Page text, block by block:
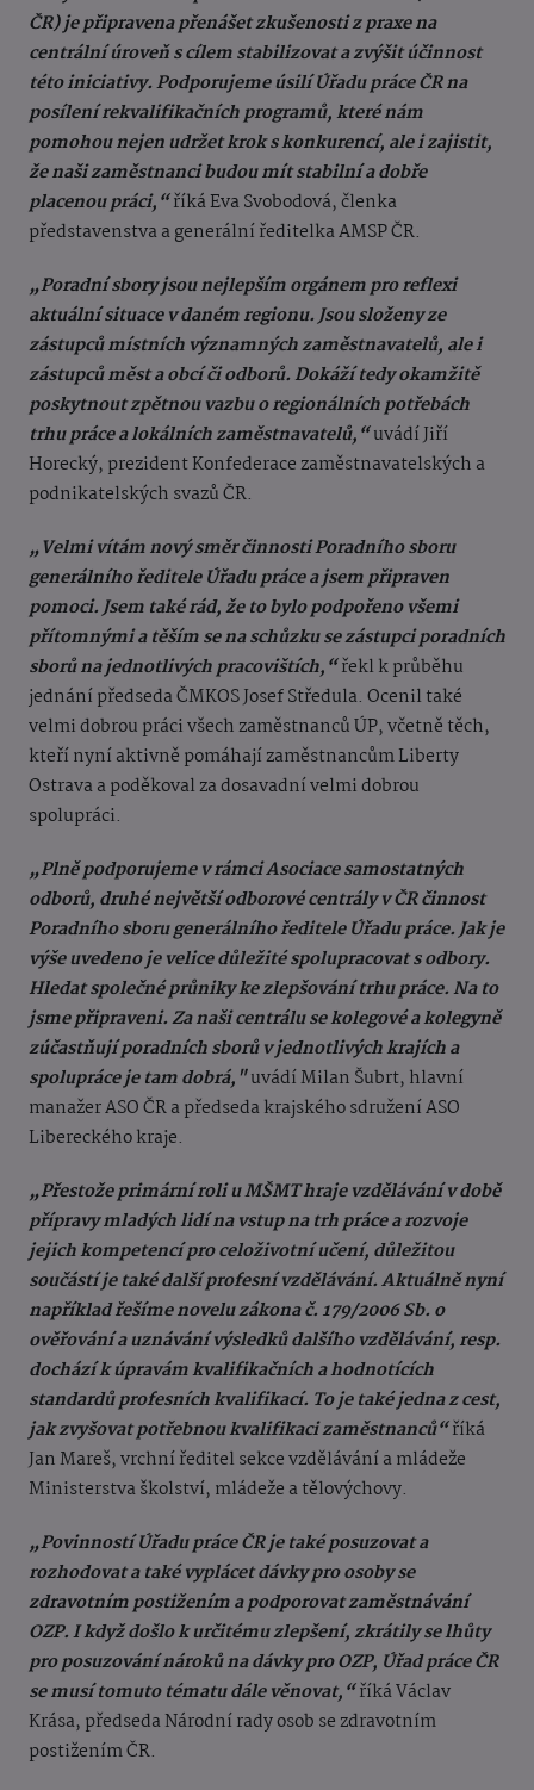
ČR) je připravena přenášet zkušenosti z praxe na
centrální úroveň s cílem stabilizovat a zvýšit účinnost
této iniciativy. Podporujeme úsilí Úřadu práce ČR na
posílení rekvalifikačních programů, které nám
pomohou nejen udržet krok s konkurencí, ale i zajistit,
že naši zaměstnanci budou mít stabilní a dobře
placenou práci,“říká Eva Svobodová, členka
představenstva a generální ředitelka AMSP ČR.
„Poradní sbory jsou nejlepším orgánem pro reflexi
aktuální situace v daném regionu. Jsou složeny ze
zástupců místních významných zaměstnavatelů, ale i
zástupců měst a obcí či odborů. Dokáží tedy okamžitě
poskytnout zpětnou vazbu o regionálních potřebách
trhu práce a lokálních zaměstnavatelů,“uvádí Jiří
Horecký, prezident Konfederace zaměstnavatelských a
podnikatelských svazů ČR.
„Velmi vítám nový směr činnosti Poradního sboru
generálního ředitele Úřadu práce a jsem připraven
pomoci. Jsem také rád, že to bylo podpořeno všemi
přítomnými a těším se na schůzku se zástupci poradních
sborů na jednotlivých pracovištích,“řekl k průběhu
jednání předseda ČMKOS Josef Středula. Ocenil také
velmi dobrou práci všech zaměstnanců ÚP, včetně těch,
kteří nyní aktivně pomáhají zaměstnancům Liberty
Ostrava a poděkoval za dosavadní velmi dobrou
spolupráci.
„Plně podporujeme v rámci Asociace samostatných
odborů, druhé největší odborové centrály v ČR činnost
Poradního sboru generálního ředitele Úřadu práce. Jak je
výše uvedeno je velice důležité spolupracovat s odbory.
Hledat společné průniky ke zlepšování trhu práce. Na to
jsme připraveni. Za naši centrálu se kolegové a kolegyně
zúčastňují poradních sborů v jednotlivých krajích a
spolupráce je tam dobrá,"uvádí Milan Šubrt, hlavní
manažer ASO ČR a předseda krajského sdružení ASO
Libereckého kraje.
„Přestože primární roli u MŠMT hraje vzdělávání v době
přípravy mladých lidí na vstup na trh práce a rozvoje
jejich kompetencí pro celoživotní učení, důležitou
součástí je také další profesní vzdělávání. Aktuálně nyní
například řešíme novelu zákona č. 179/2006 Sb. o
ověřování a uznávání výsledků dalšího vzdělávání, resp.
dochází k úpravám kvalifikačních a hodnotících
standardů profesních kvalifikací. To je také jedna z cest,
jak zvyšovat potřebnou kvalifikaci zaměstnanců“říká
Jan Mareš, vrchní ředitel sekce vzdělávání a mládeže
Ministerstva školství, mládeže a tělovýchovy.
„Povinností Úřadu práce ČR je také posuzovat a
rozhodovat a také vyplácet dávky pro osoby se
zdravotním postižením a podporovat zaměstnávání
OZP. I když došlo k určitému zlepšení, zkrátily se lhůty
pro posuzování nároků na dávky pro OZP, Úřad práce ČR
se musí tomuto tématu dále věnovat,“říká Václav
Krása, předseda Národní rady osob se zdravotním
postižením ČR.